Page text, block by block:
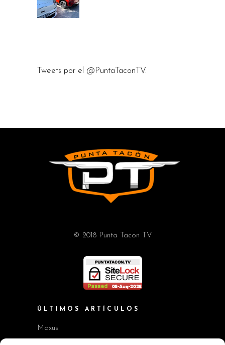
Tweets por el @PuntaTaconTV.
© 2018 Punta Tacon TV
ÚLTIMOS ARTÍCULOS
Maxus